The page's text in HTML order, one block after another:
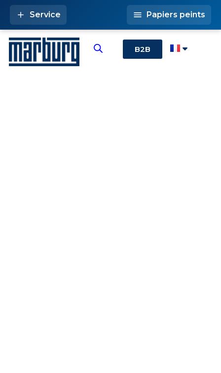
B2B
Service Papiers peints